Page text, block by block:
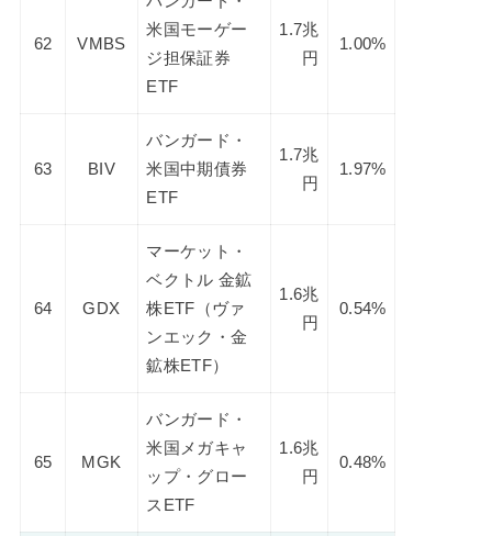
62 VMBS
米国モーゲー
ジ担保証券
ETF
1.7兆
円
1.00%
63 BIV
バンガード・
米国中期債券
ETF
1.7兆
円
1.97%
64 GDX
マーケット・
ベクトル 金鉱
株ETF（ヴァ
ンエック・金
鉱株ETF）
1.6兆
円
0.54%
65 MGK
バンガード・
米国メガキャ
ップ・グロー
スETF
1.6兆
円
0.48%